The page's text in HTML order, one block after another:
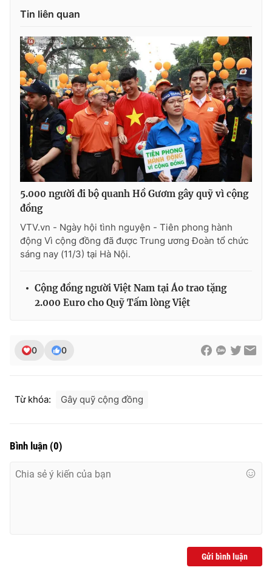
THỜI BÁO VTV
Theo dõi báo trên
Cơ quan chủ quản:Đài Truyền hình Việt Nam
Cơ quan báo chí:Thời báo VTV
Giấy phép hoạt động báo in và báo điện tử số 483/GP-BTTTT
cấp ngày 29/12/2023
Tổng Biên tập:
Phó Tổng Biên tập:Nguyễn Thị Mỹ Hạnh, Phạm Quốc Thắng,
Nguyễn Trọng Ninh
Tổng đài VTV:
024.38 355 931 - 024.38 355 932
toasoan@vtv.vn
Tin liên quan
5.000 người đi bộ quanh Hồ Gươm gây quỹ vì cộng
đồng
VTV.vn - Ngày hội tình nguyện - Tiên phong hành
động Vì cộng đồng đã được Trung ương Đoàn tổ chức
sáng nay (11/3) tại Hà Nội.
Cộng đồng người Việt Nam tại Áo trao tặng
2.000 Euro cho Quỹ Tấm lòng Việt
0 0
Từ khóa: Gây quỹ cộng đồng
Bình luận (0)
Gửi bình luận